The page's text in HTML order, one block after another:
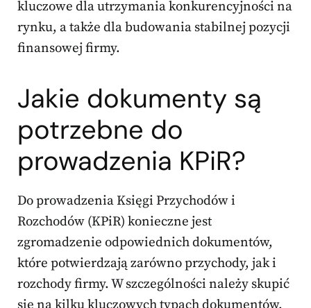
kluczowe dla utrzymania konkurencyjności na
rynku, a także dla budowania stabilnej pozycji
finansowej firmy.
Jakie dokumenty są
potrzebne do
prowadzenia KPiR?
Do prowadzenia Księgi Przychodów i
Rozchodów (KPiR) konieczne jest
zgromadzenie odpowiednich dokumentów,
które potwierdzają zarówno przychody, jak i
rozchody firmy. W szczególności należy skupić